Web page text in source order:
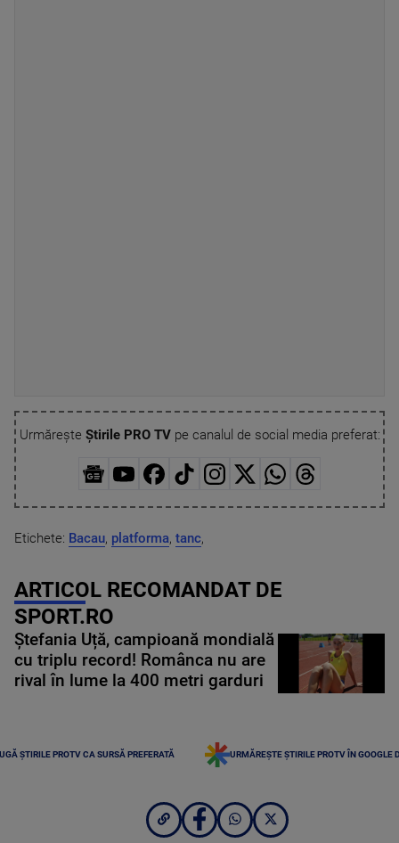
Urmărește Știrile PRO TVpe canalul de social media preferat:
Etichete: Bacau, platforma, tanc,
ARTICOL RECOMANDAT DE
SPORT.RO
Ștefania Uță, campioană mondială
cu triplu record! Românca nu are
rival în lume la 400 metri garduri
ȘTIRILE PROTV CA SURSĂ PREFERATĂ URMĂREȘTE ȘTIRILE PROTV ÎN GOOGLE